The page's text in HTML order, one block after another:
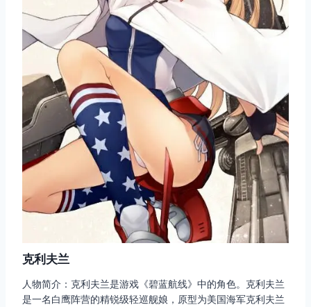
克利夫兰
人物简介：克利夫兰是游戏《碧蓝航线》中的角色。克利夫兰
是一名白鹰阵营的精锐级轻巡舰娘，原型为美国海军克利夫兰